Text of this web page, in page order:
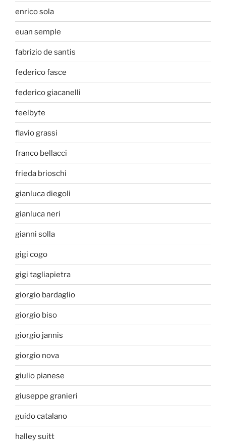
enrico sola
euan semple
fabrizio de santis
federico fasce
federico giacanelli
feelbyte
flavio grassi
franco bellacci
frieda brioschi
gianluca diegoli
gianluca neri
gianni solla
gigi cogo
gigi tagliapietra
giorgio bardaglio
giorgio biso
giorgio jannis
giorgio nova
giulio pianese
giuseppe granieri
guido catalano
halley suitt